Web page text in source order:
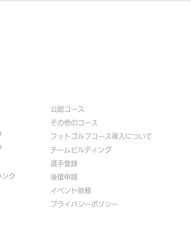
ンク
公認コース
​その他のコース
​ フットゴルフコース導入について
​チームビルディング
選手登録​
​後援申請
​イベント依頼
プライバシーポリシー